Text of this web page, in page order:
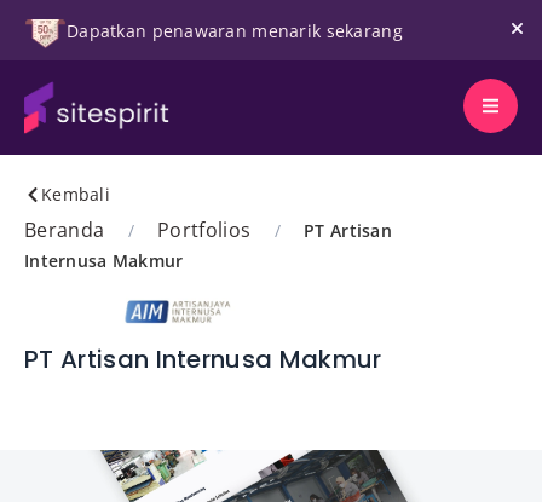
Dapatkan penawaran menarik sekarang
Kembali
Beranda / Portfolios /
PT Artisan
Internusa Makmur
PT Artisan Internusa Makmur